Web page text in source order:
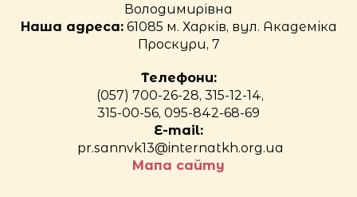
Володимирівна
Наша адреса:61085 м. Харків, вул. Академіка
Проскури, 7
Телефони:
(057) 700-26-28, 315-12-14,
315-00-56, 095-842-68-69
E-mail:
pr.sannvk13@internatkh.org.ua
Мапа сайту